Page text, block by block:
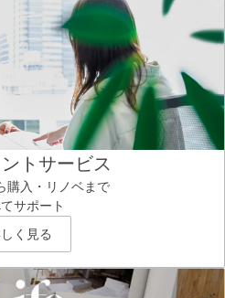
トサービス
購入・リノベまで
サポート
く見る